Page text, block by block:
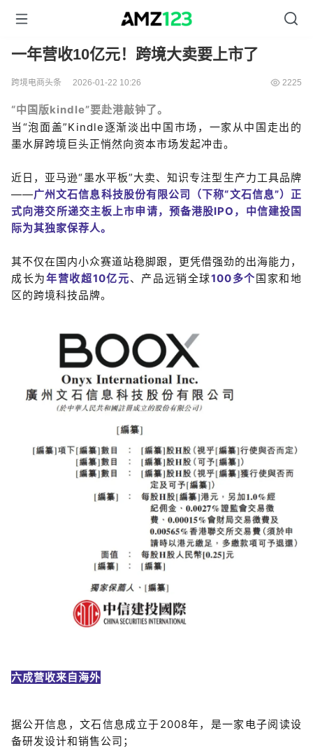
一年营收10亿元！跨境大卖要上市了
跨境电商头条 2026-01-22 10:26 2225
“中国版kindle”要赴港敲钟了。
当“泡面盖”Kindle逐渐淡出中国市场，一家从中国走出的
墨水屏跨境巨头正悄然向资本市场发起冲击。
近日，亚马逊“墨水平板”大卖、知识专注型生产力工具品牌
——广州文石信息科技股份有限公司（下称“文石信息”）正
式向港交所递交主板上市申请，预备港股IPO，中信建投国
际为其独家保荐人。
其不仅在国内小众赛道站稳脚跟，更凭借强劲的出海能力，
成长为年营收超10亿元、产品远销全球100多个国家和地
区的跨境科技品牌。
六成营收来自海外
据公开信息，文石信息成立于2008年，是一家电子阅读设
备研发设计和销售公司；